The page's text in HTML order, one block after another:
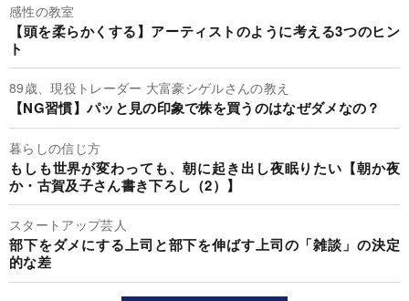
感性の教室
【頭を柔らかくする】アーティストのように考える3つのヒン
ト
89歳、現役トレーダー 大富豪シゲルさんの教え
【NG習慣】パッと見の印象で株を買うのはなぜダメなの？
暮らしの信じ方
もしも世界が変わっても、朝に起き出し夜眠りたい【朝か夜
か・古賀及子さん書き下ろし（2）】
スタートアップ芸人
部下をダメにする上司と部下を伸ばす上司の「雑談」の決定
的な差